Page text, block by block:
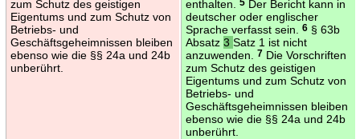
zum Schutz des geistigen
Eigentums und zum Schutz von
Betriebs- und
Geschäftsgeheimnissen bleiben
ebenso wie die §§ 24a und 24b
unberührt.
enthalten.
5Der Bericht kann in
deutscher oder englischer
Sprache verfasst sein.
6§ 63b
Absatz 3 Satz 1 ist nicht
anzuwenden.
7Die Vorschriften
zum Schutz des geistigen
Eigentums und zum Schutz von
Betriebs- und
Geschäftsgeheimnissen bleiben
ebenso wie die §§ 24a und 24b
unberührt.